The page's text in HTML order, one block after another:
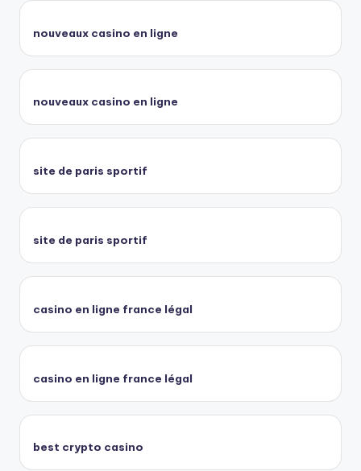
nouveaux casino en ligne
nouveaux casino en ligne
site de paris sportif
site de paris sportif
casino en ligne france légal
casino en ligne france légal
best crypto casino